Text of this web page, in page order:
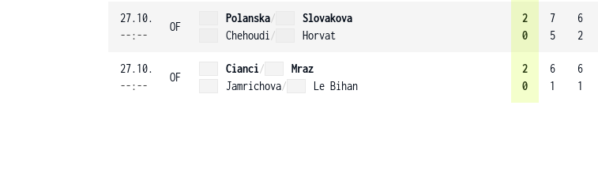
27.10.
--:--
OF
Polanska/
Slovakova
Chehoudi / Horvat
2
0
7
5
6
2
27.10.
--:--
OF
Cianci/
Mraz
Jamrichova/ Le Bihan
2
0
6
1
6
1